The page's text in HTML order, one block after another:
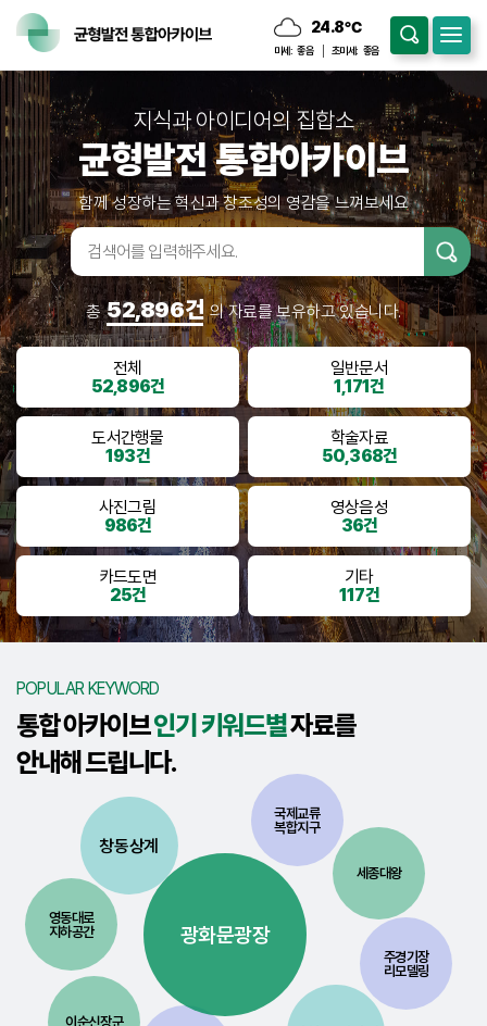
24.8℃
구름많음
미세: 좋음 초미세: 좋음
지식과 아이디어의 집합소
균형발전 통합아카이브
함께 성장하는 혁신과 창조성의 영감을 느껴보세요
검색어입
력
총52,896건 의 자료를 보유하고 있습니다.
전체
52,896건
일반문서
1,171건
도서간행물
193건
학술자료
50,368건
사진그림
986건
영상음성
36건
카드도면
25건
기타
117건
POPULAR KEYWORD
통합 아카이브인기 키워드별자료를
안내해 드립니다.
영동대로
지하공간
주경기장
리모델링
이순신장군
창동상계
광화문광장
국제교류
복합지구
세종대왕